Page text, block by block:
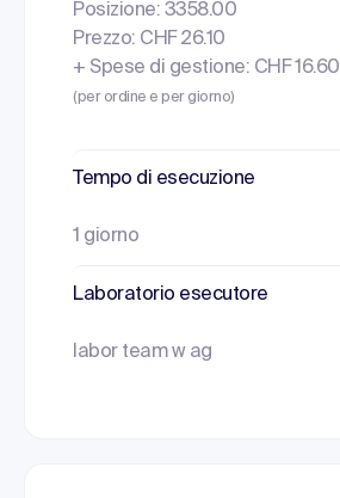
Posizione: 3358.00
Prezzo: CHF 26.10
+ Spese di gestione: CHF 16.60
(per ordine e per giorno)
Tempo di esecuzione
1 giorno
Laboratorio esecutore
labor team w ag